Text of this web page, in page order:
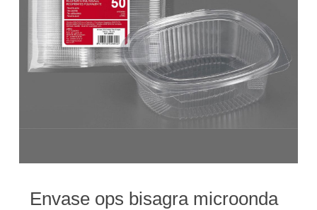
Envase ops bisagra microonda